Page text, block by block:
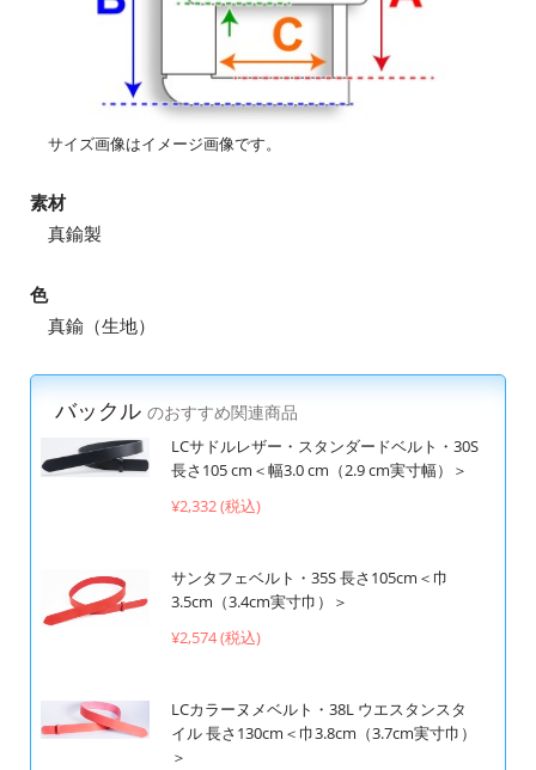
サイズ画像はイメージ画像です。
素材
真鍮製
色
真鍮（生地）
バックル のおすすめ関連商品
LCサドルレザー・スタンダードベルト・30S
長さ105 cm＜幅3.0 cm（2.9 cm実寸幅）＞
¥2,332 (税込)
サンタフェベルト・35S 長さ105cm＜巾
3.5cm（3.4cm実寸巾）＞
¥2,574 (税込)
LCカラーヌメベルト・38L ウエスタンスタ
イル 長さ130cm＜巾3.8cm（3.7cm実寸巾）
＞